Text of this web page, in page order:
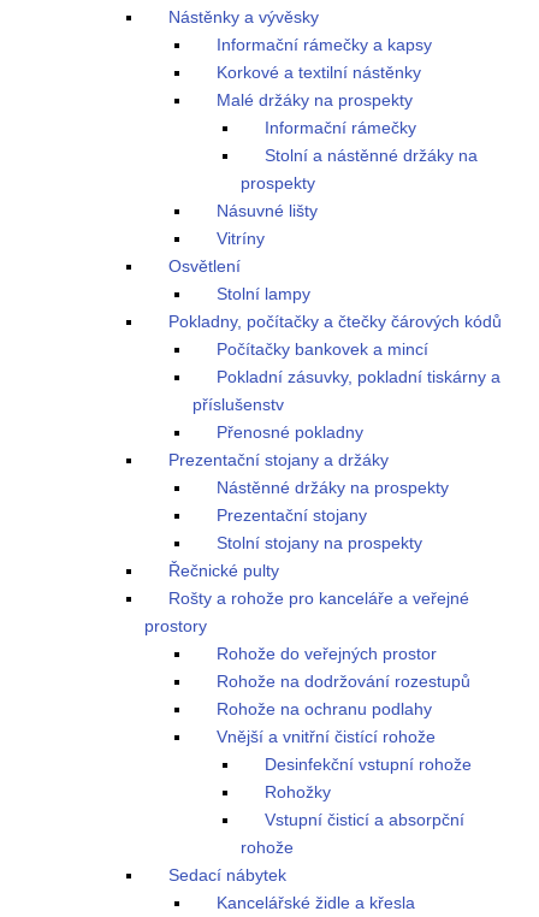
Nástěnky a vývěsky
Informační rámečky a kapsy
Korkové a textilní nástěnky
Malé držáky na prospekty
Informační rámečky
Stolní a nástěnné držáky na
prospekty
Násuvné lišty
Vitríny
Osvětlení
Stolní lampy
Pokladny, počítačky a čtečky čárových kódů
Počítačky bankovek a mincí
Pokladní zásuvky, pokladní tiskárny a
příslušenstv
Přenosné pokladny
Prezentační stojany a držáky
Nástěnné držáky na prospekty
Prezentační stojany
Stolní stojany na prospekty
Řečnické pulty
Rošty a rohože pro kanceláře a veřejné
prostory
Rohože do veřejných prostor
Rohože na dodržování rozestupů
Rohože na ochranu podlahy
Vnější a vnitřní čistící rohože
Desinfekční vstupní rohože
Rohožky
Vstupní čisticí a absorpční
rohože
Sedací nábytek
Kancelářské židle a křesla